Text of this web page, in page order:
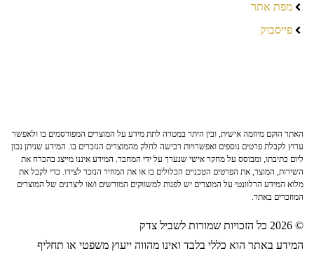
מפת אתר
פייסבוק
האתר הוקם מיוזמה אישית, ובין היתר במטרה לתת מידע על המוצרים המפורסמים בו ולאפשר
ערוץ לקבלת פרטים נוספים ואפשרויות רכישה לחלק מהמוצרים הנזכרים בו. המידע שניתן נכון
ליום כתיבתו, ומבוסס על מחקר אישי שנערך על ידי המחבר. המידע איננו מייצג בהכרח את
השירות, המוצר, את הפרטים הטכניים הכלולים בו או את המחיר הנזכר לצידו. כדי לקבל את
מלוא המידע הרלוונטי על המוצרים יש לפנות למשווקים המורשים ו/או ליצרנים של המוצרים
המוזכרים באתר.
© 2026 כל הזכויות שמורות לשביל צדק
המידע באתר הוא כללי בלבד ואינו מהווה ייעוץ משפטי או תחליף